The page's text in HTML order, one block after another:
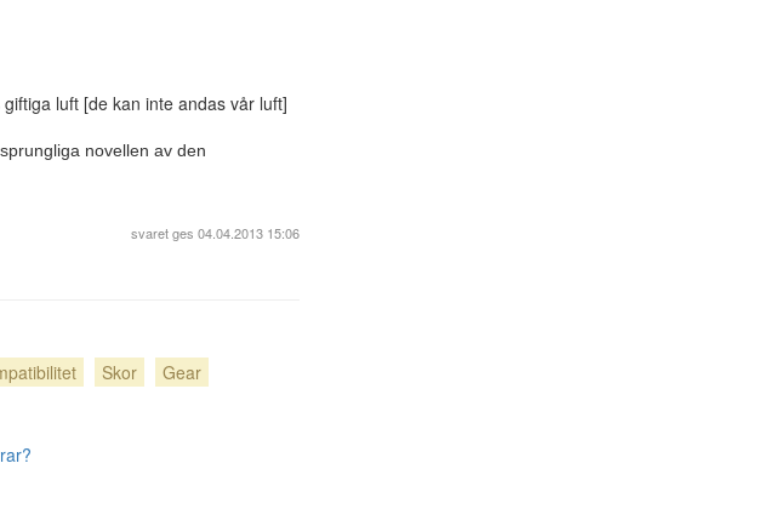
luft [de kan inte andas vår luft]
novellen av den
svaret ges 04.04.2013 15:06
Skor
Gear